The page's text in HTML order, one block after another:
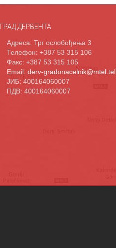
ГРАД ДЕРВЕНТА
Адреса: Трг ослобођења 3
Телефон: +387 53 315 106
Факс: +387 53 315 105
Email: derv-gradonacelnik@mtel.tel
ЈИБ: 400164060007
ПДВ: 400164060007